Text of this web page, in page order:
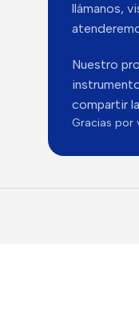
llámanos,
Nuestro
compartir
Gracias por